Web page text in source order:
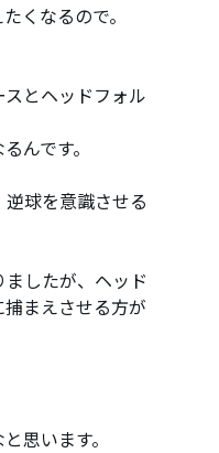
くなるので。
とヘッドフォル
んです。
球を意識させる
したが、ヘッド
まえさせる方が
思います。